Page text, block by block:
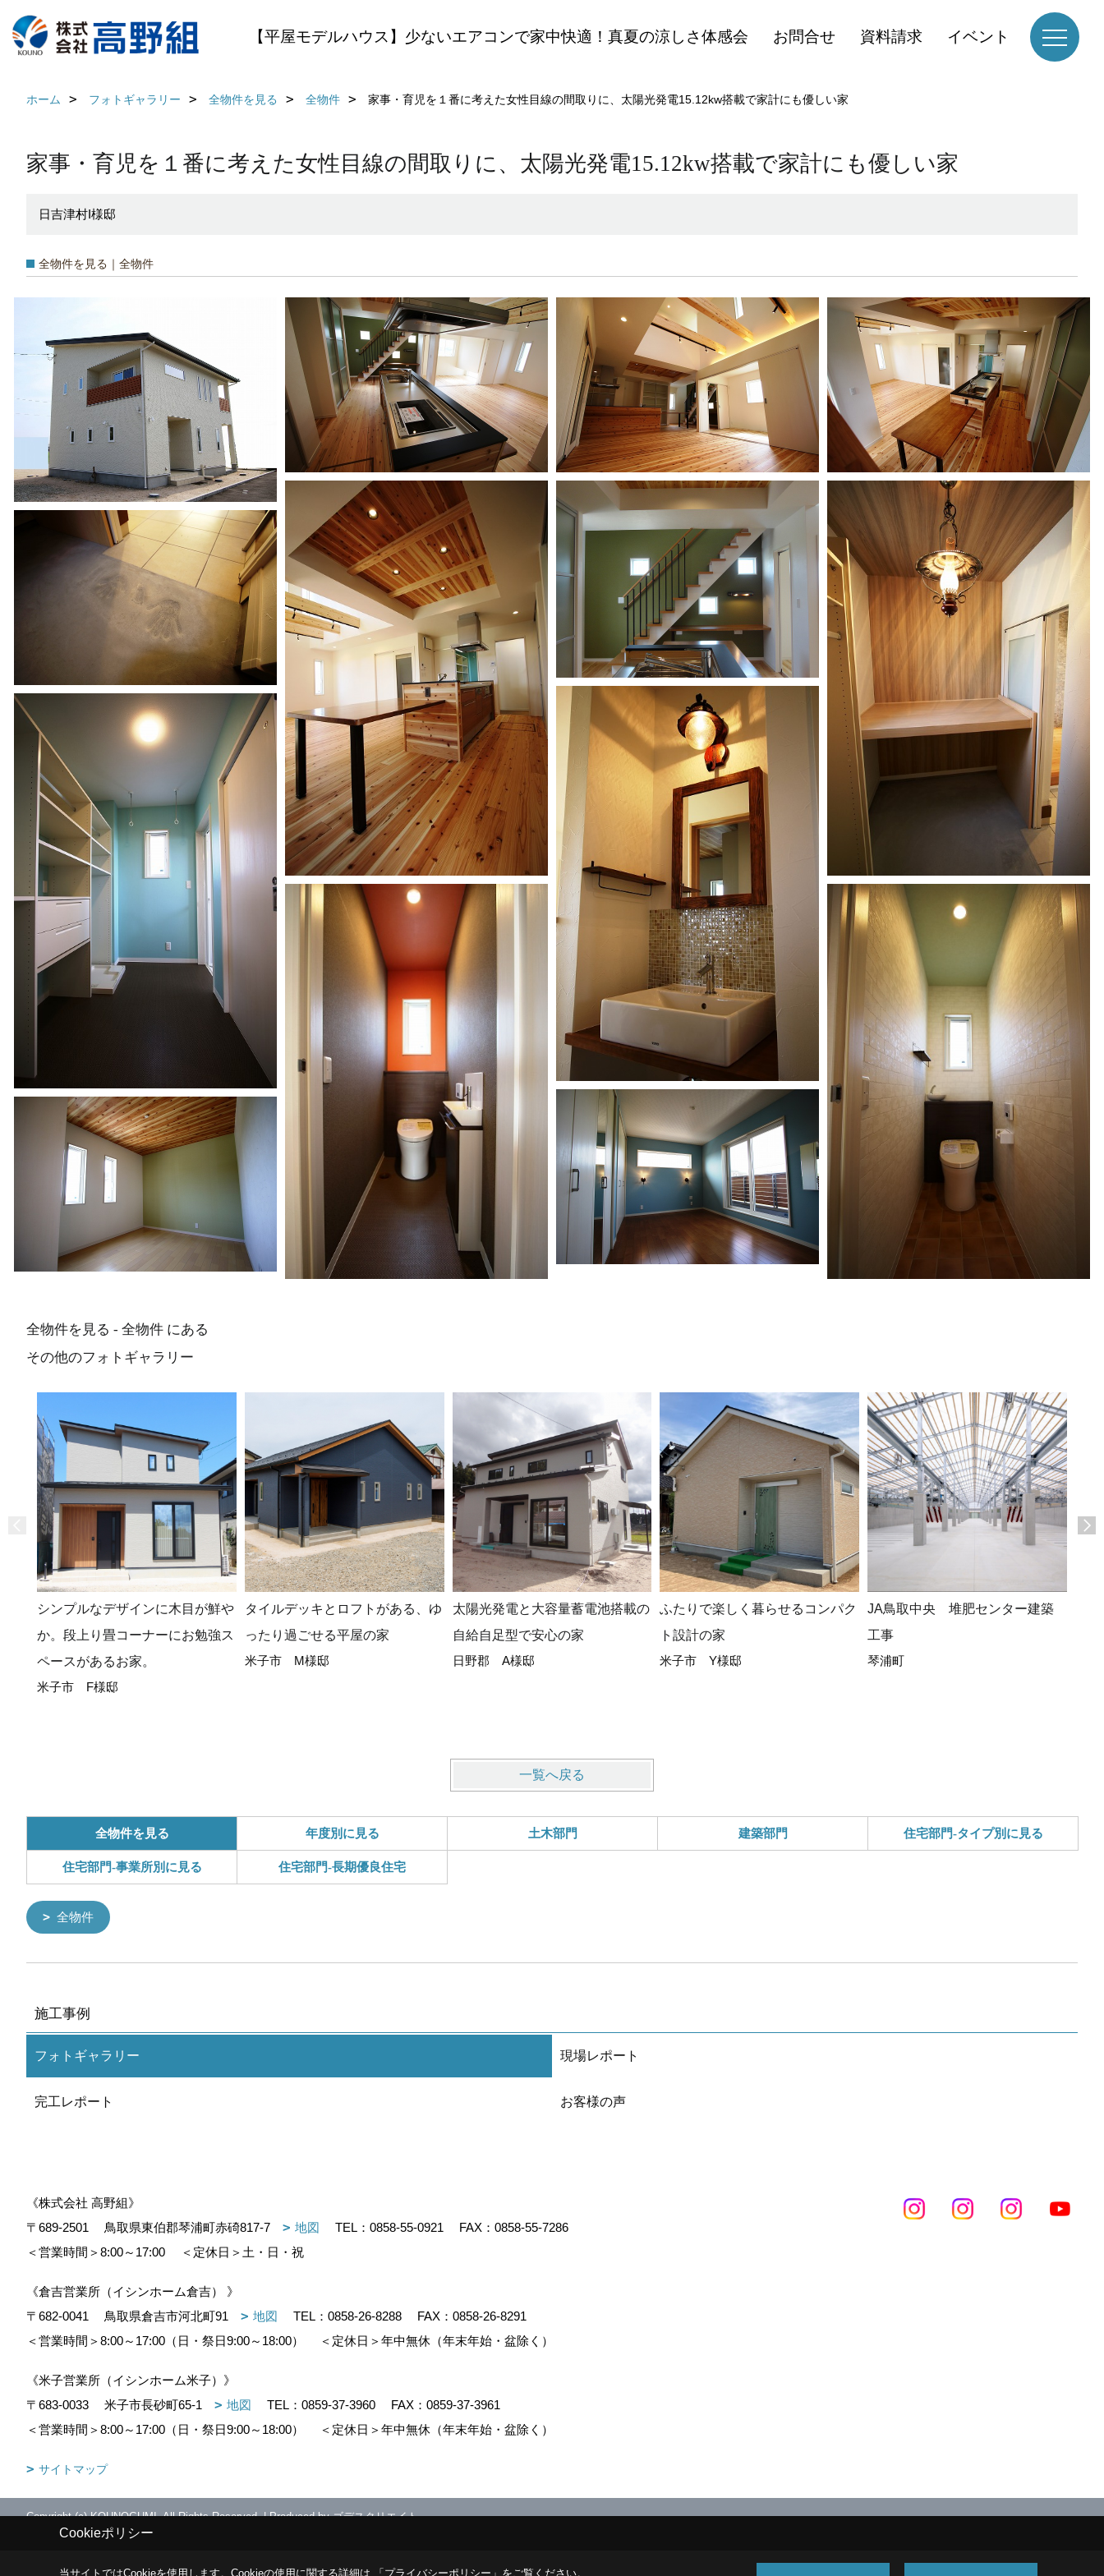
【平屋モデルハウス】少ないエアコンで家中快適！真夏の涼しさ体感会 お問合せ 資料請求 イベント
ホーム フォトギャラリー 全物件を見る 全物件 家事・育児を１番に考えた女性目線の間取りに、太陽光発電15.12kw搭載で家計にも優しい家
家事・育児を１番に考えた女性目線の間取りに、太陽光発電15.12kw搭載で家計にも優しい家
日吉津村I様邸
全物件を見る｜全物件
全物件を見る - 全物件 にある
その他のフォトギャラリー
シンプルなデザインに木目が鮮や
か。段上り畳コーナーにお勉強ス
ペースがあるお家。
米子市 F様邸
タイルデッキとロフトがある、ゆ
ったり過ごせる平屋の家
米子市 M様邸
太陽光発電と大容量蓄電池搭載の
自給自足型で安心の家
日野郡 A様邸
ふたりで楽しく暮らせるコンパク
ト設計の家
米子市 Y様邸
JA鳥取中央 堆肥センター建築
工事
琴浦町
一覧へ戻る
全物件を見る 年度別に見る 土木部門 建築部門 住宅部門-タイプ別に見る
住宅部門-事業所別に見る 住宅部門-長期優良住宅
全物件
施工事例
フォトギャラリー 現場レポート
完工レポート お客様の声
《株式会社 高野組》
〒689-2501
鳥取県東伯郡琴浦町赤碕817-7 地図 TEL： 0858-55-0921
FAX：0858-55-7286
＜営業時間＞8:00～17:00
＜定休日＞土・日・祝
《倉吉営業所（イシンホーム倉吉） 》
〒682-0041
鳥取県倉吉市河北町91 地図 TEL： 0858-26-8288
FAX：0858-26-8291
＜営業時間＞8:00～17:00（日・祭日9:00～18:00）
＜定休日＞年中無休（年末年始・盆除く）
《米子営業所（イシンホーム米子）》
〒683-0033
米子市長砂町65-1 地図 TEL： 0859-37-3960
FAX：0859-37-3961
＜営業時間＞8:00～17:00（日・祭日9:00～18:00）
＜定休日＞年中無休（年末年始・盆除く）
サイトマップ
Copyright (c) KOUNOGUMI. All Rights Reserved.|Produced byゴデスクリエイト
Cookieポリシー
当サイトではCookieを使用します。 Cookieの使用に関する詳細は 「 プライバシーポリシー 」をご覧ください。